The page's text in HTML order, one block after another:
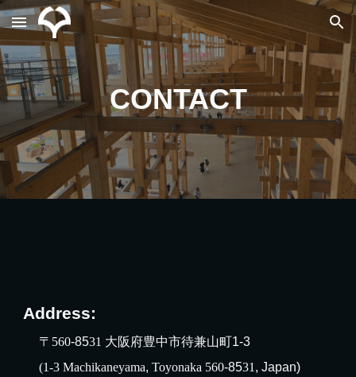
Skip to main content Skip to navigation
CONTACT
Address:
〒 560-8531 大阪府豊中市待兼山町1-3
(1-3 Machikaneyama,Toyonaka 560-8531 , Japan)